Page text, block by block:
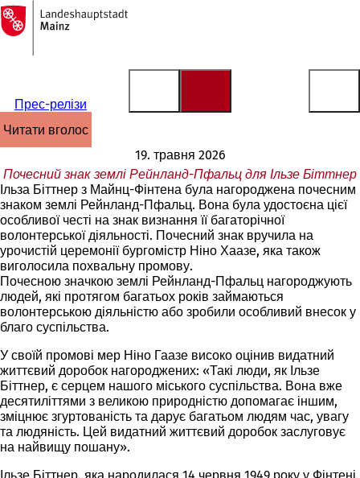
Перейти до змісту
На
головну
сторінку
Прес-релізи
читати вголос
19. травня 2026
Почесний знак землі Рейнланд-Пфальц для Ільзе Біттнер
Ільза Біттнер з Майнц-Фінтена була нагороджена почесним
знаком землі Рейнланд-Пфальц. Вона була удостоєна цієї
особливої честі на знак визнання її багаторічної
волонтерської діяльності. Почесний знак вручила на
урочистій церемонії бургомістр Ніно Хаазе, яка також
виголосила похвальну промову.
Почесною значкою землі Рейнланд-Пфальц нагороджують
людей, які протягом багатьох років займаються
волонтерською діяльністю або зробили особливий внесок у
благо суспільства.
У своїй промові мер Ніно Гаазе високо оцінив видатний
життєвий доробок нагороджених: «Такі люди, як Ільзе
Біттнер, є серцем нашого міського суспільства. Вона вже
десятиліттями з великою природністю допомагає іншим,
зміцнює згуртованість та дарує багатьом людям час, увагу
та людяність. Цей видатний життєвий доробок заслуговує
на найвищу пошану».